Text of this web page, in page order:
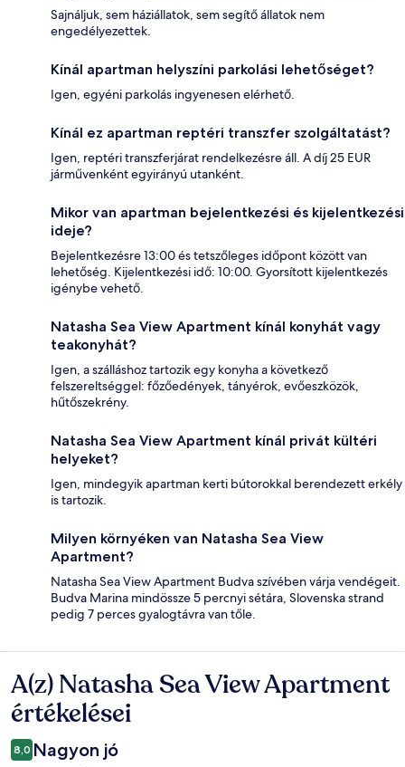
Sajnáljuk, sem háziállatok, sem segítő állatok nem
engedélyezettek.
Kínál apartman helyszíni parkolási lehetőséget?
Igen, egyéni parkolás ingyenesen elérhető.
Kínál ez apartman reptéri transzfer szolgáltatást?
Igen, reptéri transzferjárat rendelkezésre áll. A díj 25 EUR
járművenként egyirányú utanként.
Mikor van apartman bejelentkezési és kijelentkezési
ideje?
Bejelentkezésre 13:00 és tetszőleges időpont között van
lehetőség. Kijelentkezési idő: 10:00. Gyorsított kijelentkezés
igénybe vehető.
Natasha Sea View Apartment kínál konyhát vagy
teakonyhát?
Igen, a szálláshoz tartozik egy konyha a következő
felszereltséggel: főzőedények, tányérok, evőeszközök,
hűtőszekrény.
Natasha Sea View Apartment kínál privát kültéri
helyeket?
Igen, mindegyik apartman kerti bútorokkal berendezett erkély
is tartozik.
Milyen környéken van Natasha Sea View
Apartment?
Natasha Sea View Apartment Budva szívében várja vendégeit.
Budva Marina mindössze 5 percnyi sétára, Slovenska strand
pedig 7 perces gyalogtávra van tőle.
Értékelések
A(z) Natasha Sea View Apartment
értékelései
8,0 Nagyon jó